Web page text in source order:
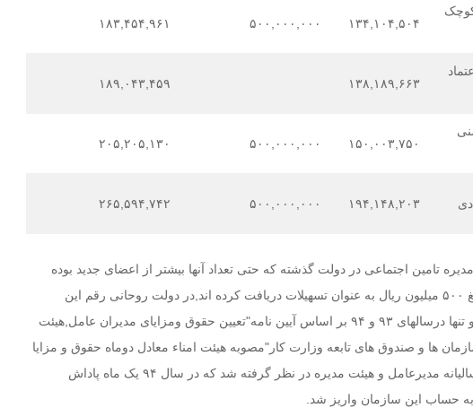
۱۳۴,۱۰۴,۵۰۴ ۵۰۰,۰۰۰,۰۰۰ ۱۸۳,۴۵۴,۹۶۱
۱۳۸,۱۸۹,۶۶۳ ۱۸۹,۰۴۳,۴۵۹
۱۵۰,۰۰۳,۷۵۰ ۵۰۰,۰۰۰,۰۰۰ ۲۰۵,۲۰۵,۱۳۰
۱۹۴,۱۴۸,۲۰۳ ۵۰۰,۰۰۰,۰۰۰ ۲۶۵,۵۹۴,۷۴۲
تامین اجتماعی در دولت گذشته که حتی تعداد آنها بیشتر از اعضای جدید بوده
است, تنها در یک سال مبلغ ۵۰۰ میلیون ریال به عنوان تسهیلات دریافت کرده اند,در دولت روحانی رقم این
تسهیلات صفر بوده است و تنها درسالهای ۹۳ و ۹۴ بر اساس آیین نامه"تعیین حقوق ومزایای مدیران عامل,هیئت
ها و صندوق های تابعه وزارت کار"مصوبه هیئت امناء معادل دوماه حقوق و مزایا
به عنوان پاداش عملکرد سالیانه مدیرعامل و هیئت مدیره در نظر گرفته شد که در سال ۹۴ یک ماه پاداش
حساب این سازمان واریز شد.